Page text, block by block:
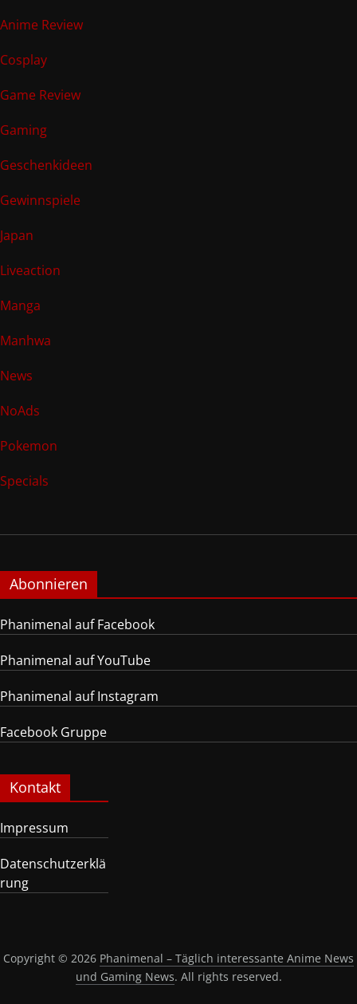
Anime Review
Cosplay
Game Review
Gaming
Geschenkideen
Gewinnspiele
Japan
Liveaction
Manga
Manhwa
News
NoAds
Pokemon
Specials
Abonnieren
Phanimenal auf Facebook
Phanimenal auf YouTube
Phanimenal auf Instagram
Facebook Gruppe
Kontakt
Impressum
Datenschutzerklä
rung
Copyright © 2026 Phanimenal – Täglich interessante Anime News
und Gaming News. All rights reserved.